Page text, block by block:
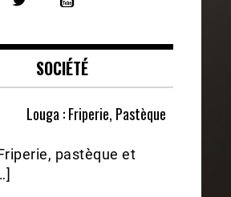
SOCIÉTÉ
Louga : Friperie, Pastèque
pastèque et